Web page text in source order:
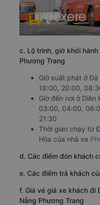
c. Lộ trình, giờ khởi
Phương Trang
Giờ xuất phát ở
18:00, 20:00,
Giờ đến nơi ở
03:00, 04:00,
21:30
Thời gian chạy từ
Hòa của nhà xe
d. Các điểm đón khách
e. Các điểm trả khách
f. Giá vé giá xe khách đi
Nẵng Phương Trang